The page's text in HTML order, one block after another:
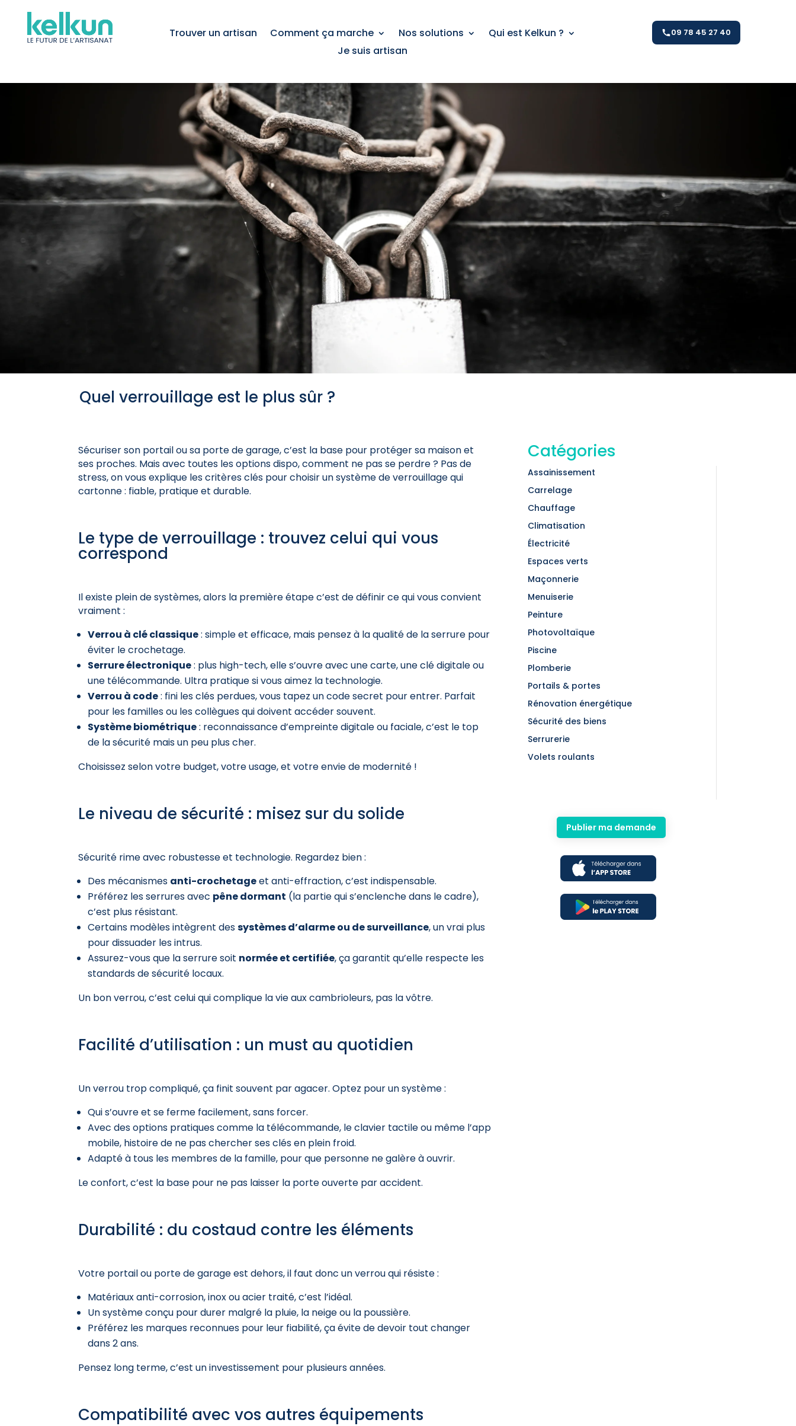
Trouver un artisan Comment ça marche Nos solutions
Qui est Kelkun ?
Je suis artisan
09 78 45 27 40
Quel verrouillage est le plus sûr ?
Sécuriser son portail ou sa porte de garage, c’est la base pour protéger sa maison et
ses proches. Mais avec toutes les options dispo, comment ne pas se perdre ? Pas de
stress, on vous explique les critères clés pour choisir un système de verrouillage qui
cartonne : fiable, pratique et durable.
Le type de verrouillage : trouvez celui qui vous
correspond
Il existe plein de systèmes, alors la première étape c’est de définir ce qui vous convient
vraiment :
Verrou à clé classique: simple et efficace, mais pensez à la qualité de la serrure pour
éviter le crochetage.
Serrure électronique: plus high-tech, elle s’ouvre avec une carte, une clé digitale ou
une télécommande. Ultra pratique si vous aimez la technologie.
Verrou à code: fini les clés perdues, vous tapez un code secret pour entrer. Parfait
pour les familles ou les collègues qui doivent accéder souvent.
Système biométrique: reconnaissance d’empreinte digitale ou faciale, c’est le top
de la sécurité mais un peu plus cher.
Choisissez selon votre budget, votre usage, et votre envie de modernité !
Le niveau de sécurité : misez sur du solide
Sécurité rime avec robustesse et technologie. Regardez bien :
Des mécanismes anti-crochetageet anti-effraction, c’est indispensable.
Préférez les serrures avec pêne dormant (la partie qui s’enclenche dans le cadre),
c’est plus résistant.
Certains modèles intègrent dessystèmes d’alarme ou de surveillance, un vrai plus
pour dissuader les intrus.
Assurez-vous que la serrure soit normée et certifiée, ça garantit qu’elle respecte les
standards de sécurité locaux.
Un bon verrou, c’est celui qui complique la vie aux cambrioleurs, pas la vôtre.
Facilité d’utilisation : un must au quotidien
Un verrou trop compliqué, ça finit souvent par agacer. Optez pour un système :
Qui s’ouvre et se ferme facilement, sans forcer.
Avec des options pratiques comme la télécommande, le clavier tactile ou même l’app
mobile, histoire de ne pas chercher ses clés en plein froid.
Adapté à tous les membres de la famille, pour que personne ne galère à ouvrir.
Le confort, c’est la base pour ne pas laisser la porte ouverte par accident.
Durabilité : du costaud contre les éléments
Votre portail ou porte de garage est dehors, il faut donc un verrou qui résiste :
Matériaux anti-corrosion, inox ou acier traité, c’est l’idéal.
Un système conçu pour durer malgré la pluie, la neige ou la poussière.
Préférez les marques reconnues pour leur fiabilité, ça évite de devoir tout changer
dans 2 ans.
Pensez long terme, c’est un investissement pour plusieurs années.
Compatibilité avec vos autres équipements
Catégories
Assainissement
Carrelage
Chauffage
Climatisation
Électricité
Espaces verts
Maçonnerie
Menuiserie
Peinture
Photovoltaïque
Piscine
Plomberie
Portails & portes
Rénovation énergétique
Sécurité des biens
Serrurerie
Volets roulants
Publier ma demande